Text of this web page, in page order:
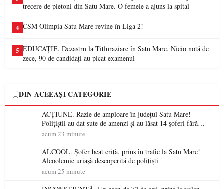
trecere de pietoni din Satu Mare. O femeie a ajuns la spital
4 CSM Olimpia Satu Mare revine în Liga 2!
5 EDUCAȚIE. Dezastru la Titluraziare în Satu Mare. Nicio notă de
zece, 90 de candidați au picat examenul
DIN ACEEAȘI CATEGORIE
ACȚIUNE. Razie de amploare în județul Satu Mare!
Polițiștii au dat sute de amenzi și au lăsat 14 șoferi fără
permis într-o singură zi
acum 23 minute
ALCOOL. Șofer beat criță, prins în trafic la Satu Mare!
Alcoolemie uriașă descoperită de polițiști
acum 25 minute